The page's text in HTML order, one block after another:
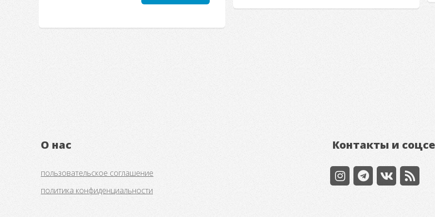
О нас
пользовательское соглашение
политика конфиденциальности
Контакты и